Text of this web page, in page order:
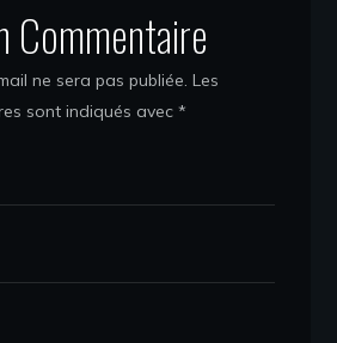
Commentaire
ne sera pas publiée. Les
sont indiqués avec*